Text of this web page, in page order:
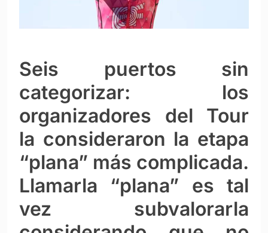
Seis puertos sin
categorizar: los
organizadores del Tour
la consideraron la etapa
“plana” más complicada.
Llamarla “plana” es tal
vez subvalorarla